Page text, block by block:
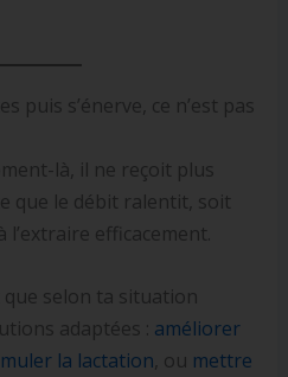
puis s’énerve, ce n’est pas
là, il ne reçoit plus
que le débit ralentit, soit
l’extraire efficacement.
que selon ta situation
adaptées : améliorer
la lactation , ou mettre